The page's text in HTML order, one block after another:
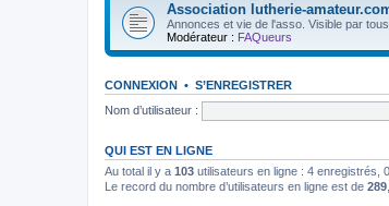
Association lutherie-
Annonces et vie de l'asso. Visible par
Modérateur : FAQueurs
CONNEXION • S’ENREGISTRER
Nom d’utilisateur :
QUI EST EN LIGNE
Au total il y a 103 utilisateurs en ligne : 4 enregistrés,
Le record du nombre d’utilisateurs en ligne est de 289